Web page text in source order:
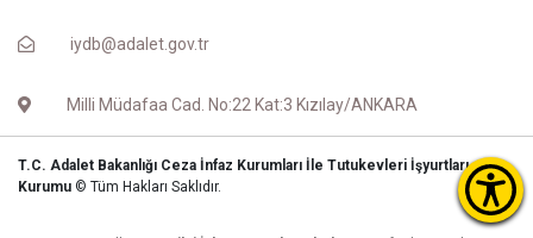
iydb@adalet.gov.tr
Milli Müdafaa Cad. No:22 Kat:3 Kızılay/ANKARA
T.C. Adalet Bakanlığı Ceza İnfaz Kurumları İle Tutukevleri İşyurtları
Kurumu © Tüm Hakları Saklıdır.